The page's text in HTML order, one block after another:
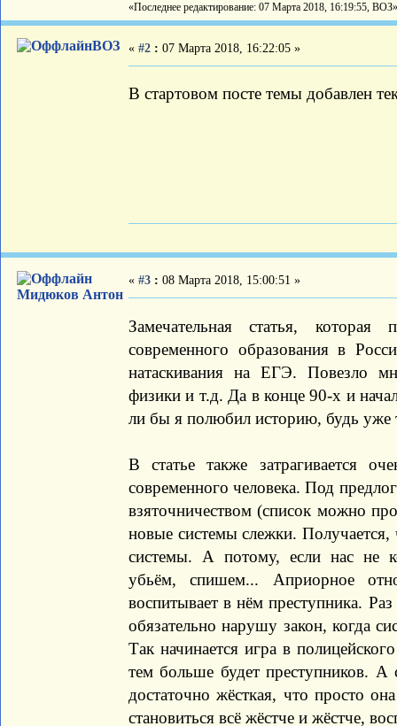
«Последнее редактирование: 07 Марта 2018, 16:19:55, ВОЗ»
ВОЗ « #2 : 07 Марта 2018, 16:22:05 »
В стартовом посте темы добавлен
Мидюков Антон
« #3 : 08 Марта 2018, 15:00:51 »
Замечательная статья,
современного образования в
натаскивания на ЕГЭ. Повезло
физики и т.д. Да в конце 90-х и
ли бы я полюбил историю, будь уже
В статье также затрагивается
современного человека. Под
взяточничеством (список можно
новые системы слежки.
системы. А потому, если нас не
убьём, спишем... Априорное
воспитывает в нём преступника.
обязательно нарушу закон, когда
Так начинается игра в
тем больше будет преступников. А
достаточно жёсткая, что просто
становиться всё жёстче и жёстче,